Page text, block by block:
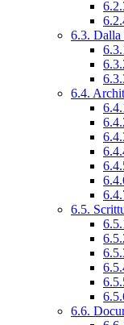
6.3. Dalla
6.4.
6.5.
6.6.